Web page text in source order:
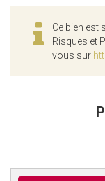
Ce bien est
Risques et
vous sur